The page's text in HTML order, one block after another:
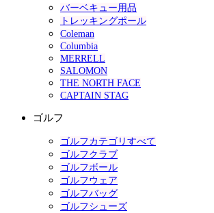
バーベキュー用品
トレッキングポール
Coleman
Columbia
MERRELL
SALOMON
THE NORTH FACE
CAPTAIN STAG
ゴルフ
ゴルフカテゴリすべて
ゴルフクラブ
ゴルフボール
ゴルフウェア
ゴルフバッグ
ゴルフシューズ